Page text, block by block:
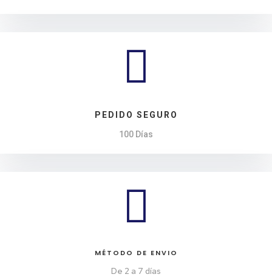

PEDIDO SEGURO
100 Días

MÉTODO DE ENVIO
De 2 a 7 días